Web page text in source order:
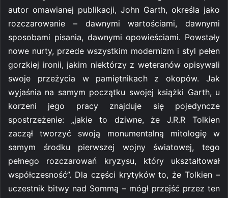
autor omawianej publikacji, John Garth, określa jako
rozczarowanie – dawnymi wartościami, dawnymi
sposobami pisania, dawnymi opowieściami. Powstały
nowe nurty, przede wszystkim modernizm i styl pełen
gorzkiej ironii, jakim niektórzy z weteranów opisywali
swoje przeżycia w pamiętnikach z okopów. Jak
wyjaśnia na samym początku swojej książki Garth, u
korzeni jego pracy znajduje się pojedyncze
spostrzeżenie: „jakie to dziwne, że J.R.R Tolkien
zaczął tworzyć swoją monumentalną mitologię w
samym środku pierwszej wojny światowej, tego
pełnego rozczarowań kryzysu, który ukształtował
współczesność”. Dla części krytyków to, że Tolkien –
uczestnik bitwy nad Sommą – mógł przejść przez ten